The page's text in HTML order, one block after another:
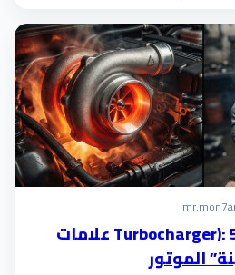
أعراض تلف التيربو (Turbocharger): 5 علامات
الموتور